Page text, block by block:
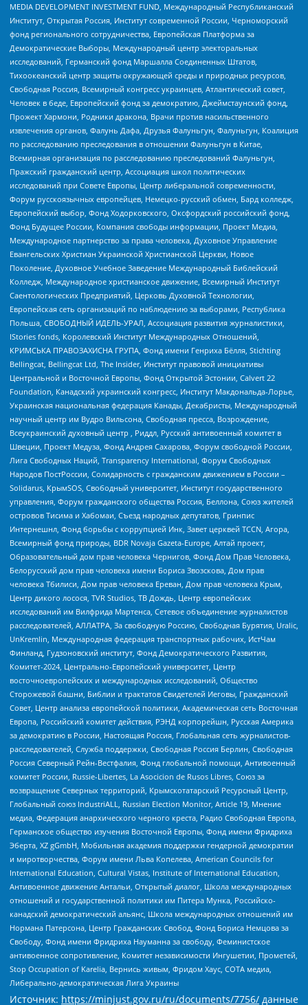
MEDIA DEVELOPMENT INVESTMENT FUND, Международный Республиканский
Институт, Открытая Россия, Институт современной России, Черноморский
фонд регионального сотрудничества, Европейская Платформа за
Демократические Выборы, Международный центр электоральных
исследований, Германский фонд Маршалла Соединенных Штатов,
Тихоокеанский центр защиты окружающей среды и природных ресурсов,
Свободная Россия, Всемирный конгресс украинцев, Атлантический совет,
Человек в беде, Европейский фонд за демократию, Джеймстаунский фонд,
Прожект Хармони, Родники дракона, Врачи против насильственного
извлечения органов, Фалунь Дафа, Друзья Фалуньгун, Фалуньгун, Коалиция
по расследованию преследования в отношении Фалуньгун в Китае,
Всемирная организация по расследованию преследований Фалуньгун,
Пражский гражданский центр, Ассоциация школ политических
исследований при Совете Европы, Центр либеральной современности,
Форум русскоязычных европейцев, Немецко-русский обмен, Бард колледж,
Европейский выбор, Фонд Ходорковского, Оксфордский российский фонд,
Фонд Будущее России, Компания свободы информации, Проект Медиа,
Международное партнерство за права человека, Духовное Управление
Евангельских Христиан Украинской Христианской Церкви, Новое
Поколение, Духовное Учебное Заведение Международный Библейский
Колледж, Международное христианское движение, Всемирный Институт
Саентологических Предприятий, Церковь Духовной Технологии,
Европейская сеть организаций по наблюдению за выборами, Республика
Польша, СВОБОДНЫЙ ИДЕЛЬ-УРАЛ, Ассоциация развития журналистики,
IStories fonds, Королевский Институт Международных Отношений,
КРИМСЬКА ПРАВОЗАХИСНА ГРУПА, Фонд имени Генриха Бёлля, Stichting
Bellingcat, Bellingcat Ltd, The Insider, Институт правовой инициативы
Центральной и Восточной Европы, Фонд Открытой Эстонии, Calvert 22
Foundation, Канадский украинский конгресс, Институт Макдональда-Лорье,
Украинская национальная федерация Канады, Декабристы, Международный
научный центр им Вудро Вильсона, Свободная пресса, Возрождение,
Всеукраинский духовный центр , Риддл, Русский антивоенный комитет в
Швеции, Проект Медуза, Фонд Андрея Сахарова, Форум свободной России,
Лига Свободных Наций, Transparеncy International, Форум Свободных
Народов ПостРоссии, Солидарность с гражданским движением в России –
Solidarus, КрымSOS, Свободный университет, Институт государственного
управления, Форум гражданского общества Россия, Беллона, Союз жителей
островов Тисима и Хабомаи, Съезд народных депутатов, Гринпис
Интернешнл, Фонд борьбы с коррупцией Инк, Завет церквей TCCN, Агора,
Всемирный фонд природы, BDR Novaja Gazeta-Europe, Алтай проект,
Образовательный дом прав человека Чернигов, Фонд Дом Прав Человека,
Белорусский дом прав человека имени Бориса Звозскова, Дом прав
человека Тбилиси, Дом прав человека Ереван, Дом прав человека Крым,
Центр дикого лосося, TVR Studios, ТВ Дождь, Центр европейских
исследований им Вилфрида Мартенса, Сетевое объединение журналистов
расследователей, АЛЛАТРА, За свободную Россию, Свободная Бурятия, Uralic,
UnKremlin, Международная федерация транспортных рабочих, ИстЧам
Финланд, Гудзоновский институт, Фонд Демократического Развития,
Комитет-2024, Центрально-Европейский университет, Центр
восточноевропейских и международных исследований, Общество
Сторожевой башни, Библии и трактатов Свидетелей Иеговы, Гражданский
Совет, Центр анализа европейской политики, Академическая сеть Восточная
Европа, Российский комитет действия, РЭНД корпорейшн, Русская Америка
за демократию в России, Настоящая Россия, Глобальная сеть журналистов-
расследователей, Служба поддержки, Свободная Россия Берлин, Свободная
Россия Северный Рейн-Вестфалия, Фонд глобальной помощи, Антивоенный
комитет России, Russie-Libertes, La Asocicion de Rusos Libres, Союз за
возвращение Северных территорий, Крымскотатарский Ресурсный Центр,
Глобальный союз IndustriALL, Russian Election Monitor, Article 19, Мнение
медиа, Федерация анархического черного креста, Радио Свободная Европа,
Германское общество изучения Восточной Европы, Фонд имени Фридриха
Эберта, XZ gGmbH, Мобильная академия поддержки гендерной демократии
и миротворчества, Форум имени Льва Копелева, American Councils for
International Education, Cultural Vistas, Institute of International Education,
Антивоенное движение Антальи, Открытый диалог, Школа международных
отношений и государственной политики им Питера Мунка, Российско-
канадский демократический альянс, Школа международных отношений им
Нормана Патерсона, Центр Гражданских Свобод, Фонд Бориса Немцова за
Свободу, Фонд имени Фридриха Науманна за свободу, Феминистское
антивоенное сопротивление, Комитет независимости Ингушетии, Прометей,
Stop Occupation of Karelia, Вернись живым, Фридом Хаус, СОТА медиа,
Либерально-демократическая Лига Украины
Источник: https://minjust.gov.ru/ru/documents/7756/ данные